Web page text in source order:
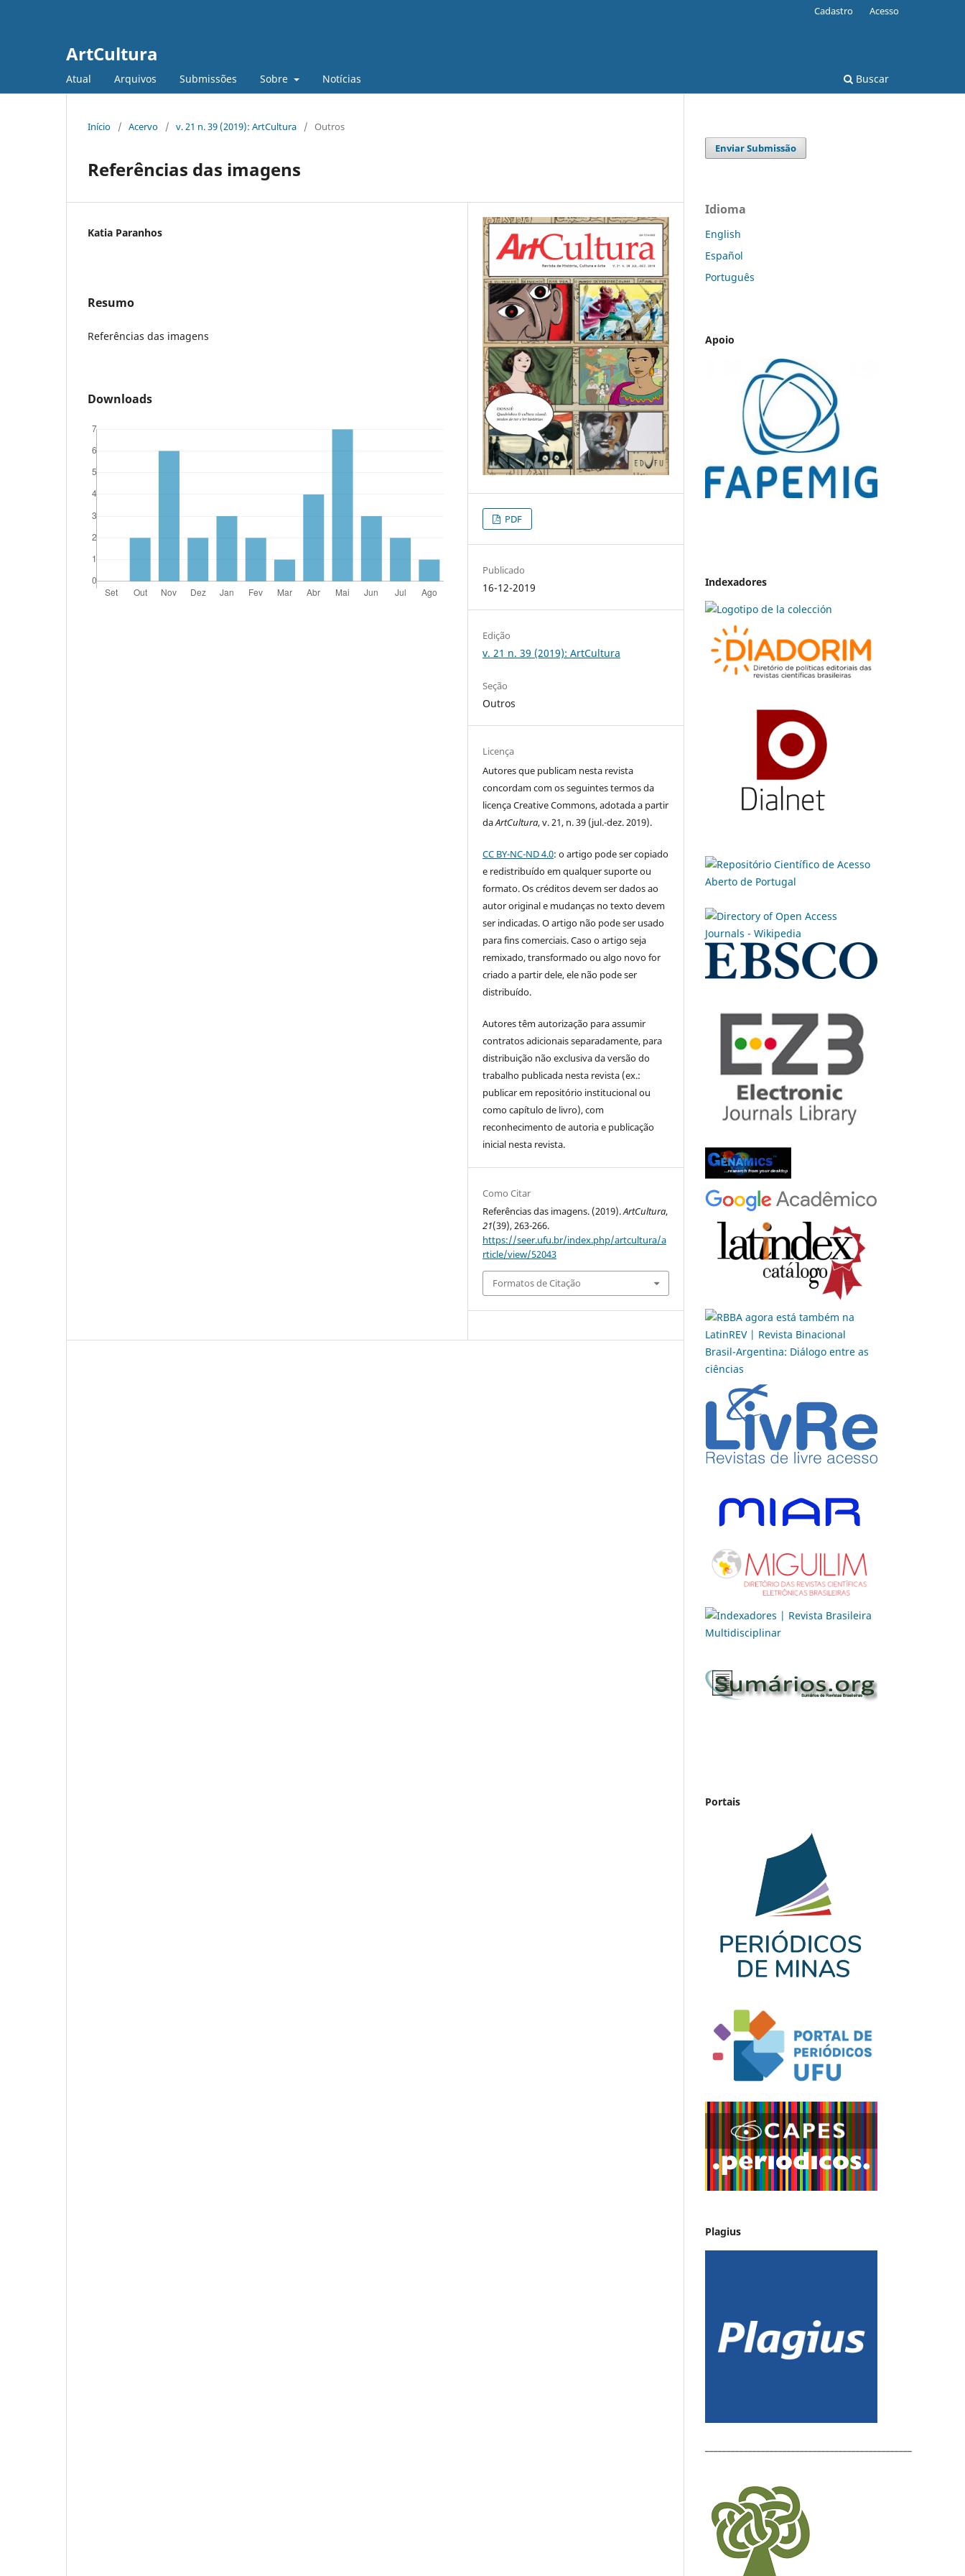
ArtCultura
Atual Arquivos Submissões Sobre Notícias Buscar
Cadastro Acesso
Início / Acervo / v. 21 n. 39 (2019): ArtCultura / Outros
Referências das imagens
Katia Paranhos
Resumo
Referências das imagens
Downloads
PDF
Publicado
16-12-2019
Edição
v. 21 n. 39 (2019): ArtCultura
Seção
Outros
Licença
Autores que publicam nesta revista
concordam com os seguintes termos da
licença Creative Commons, adotada a partir
daArtCultura, v. 21, n. 39 (jul.-dez. 2019).
CC BY-NC-ND 4.0: o artigo pode ser copiado
e redistribuído em qualquer suporte ou
formato. Os créditos devem ser dados ao
autor original e mudanças no texto devem
ser indicadas. O artigo não pode ser usado
para fins comerciais. Caso o artigo seja
remixado, transformado ou algo novo for
criado a partir dele, ele não pode ser
distribuído.
Autores têm autorização para assumir
contratos adicionais separadamente, para
distribuição não exclusiva da versão do
trabalho publicada nesta revista (ex.:
publicar em repositório institucional ou
como capítulo de livro), com
reconhecimento de autoria e publicação
inicial nesta revista.
Como Citar
Referências das imagens. (2019).ArtCultura,
21(39), 263-266.
https://seer.ufu.br/index.php/artcultura/a
rticle/view/52043
Formatos de Citação
Enviar Submissão
Idioma
English
Español
Português
Apoio
Indexadores
Portais
Plagius